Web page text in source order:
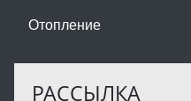
Отопление
РАССЫЛКА